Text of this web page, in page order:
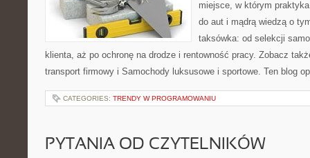
miejsce, w którym
do aut i mądrą wiedzą o
taksówka: od selekcji
klienta, aż po ochronę na drodze i rentowność pracy. Zobacz
transport firmowy i Samochody luksusowe i sportowe. Ten blog
CATEGORIES: TRENDY W PROGRAMOWANIU
PYTANIA OD CZYTELNIKÓW